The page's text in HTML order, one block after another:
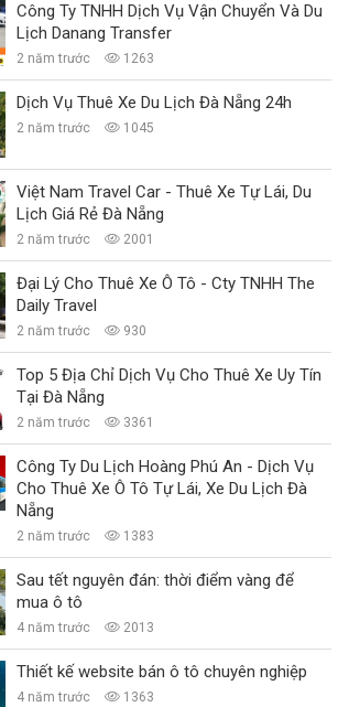
Công Ty TNHH Dịch Vụ Vận Chuyển Và Du
Lịch Danang Transfer
2 năm trước 1263
Dịch Vụ Thuê Xe Du Lịch Đà Nẵng 24h
2 năm trước 1045
Việt Nam Travel Car - Thuê Xe Tự Lái, Du
Lịch Giá Rẻ Đà Nẵng
2 năm trước 2001
Đại Lý Cho Thuê Xe Ô Tô - Cty TNHH The
Daily Travel
2 năm trước 930
Top 5 Địa Chỉ Dịch Vụ Cho Thuê Xe Uy Tín
Tại Đà Nẵng
2 năm trước 3361
Công Ty Du Lịch Hoàng Phú An - Dịch Vụ
Cho Thuê Xe Ô Tô Tự Lái, Xe Du Lịch Đà
Nẵng
2 năm trước 1383
Sau tết nguyên đán: thời điểm vàng để
mua ô tô
4 năm trước 2013
Thiết kế website bán ô tô chuyên nghiệp
4 năm trước 1363